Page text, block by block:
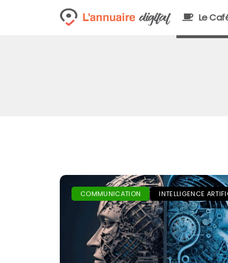
Le
COMMUNICATION INTELLIGENCE